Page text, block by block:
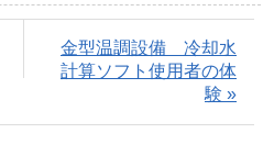
金型温調設備 冷却水
計算ソフト使用者の体
験 »